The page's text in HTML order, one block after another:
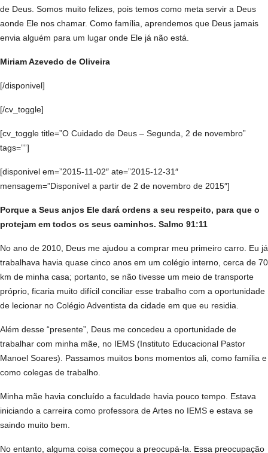
de Deus. Somos muito felizes, pois temos como meta servir a Deus
aonde Ele nos chamar. Como família, aprendemos que Deus jamais
envia alguém para um lugar onde Ele já não está.
Miriam Azevedo de Oliveira
[/disponivel]
[/cv_toggle]
[cv_toggle title=”O Cuidado de Deus – Segunda, 2 de novembro”
tags=””]
[disponivel em=”2015-11-02″ ate=”2015-12-31″
mensagem=”Disponível a partir de 2 de novembro de 2015″]
Porque a Seus anjos Ele dará ordens a seu respeito, para que o
protejam em todos os seus caminhos. Salmo 91:11
No ano de 2010, Deus me ajudou a comprar meu primeiro carro. Eu já
trabalhava havia quase cinco anos em um colégio interno, cerca de 70
km de minha casa; portanto, se não tivesse um meio de transporte
próprio, ficaria muito difícil conciliar esse trabalho com a oportunidade
de lecionar no Colégio Adventista da cidade em que eu residia.
Além desse “presente”, Deus me concedeu a oportunidade de
trabalhar com minha mãe, no IEMS (Instituto Educacional Pastor
Manoel Soares). Passamos muitos bons momentos ali, como família e
como colegas de trabalho.
Minha mãe havia concluído a faculdade havia pouco tempo. Estava
iniciando a carreira como professora de Artes no IEMS e estava se
saindo muito bem.
No entanto, alguma coisa começou a preocupá-la. Essa preocupação